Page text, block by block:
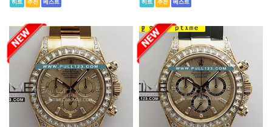
히트 추천 베스트 히트 추천 베스트